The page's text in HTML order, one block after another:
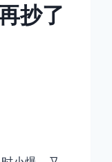
抄了